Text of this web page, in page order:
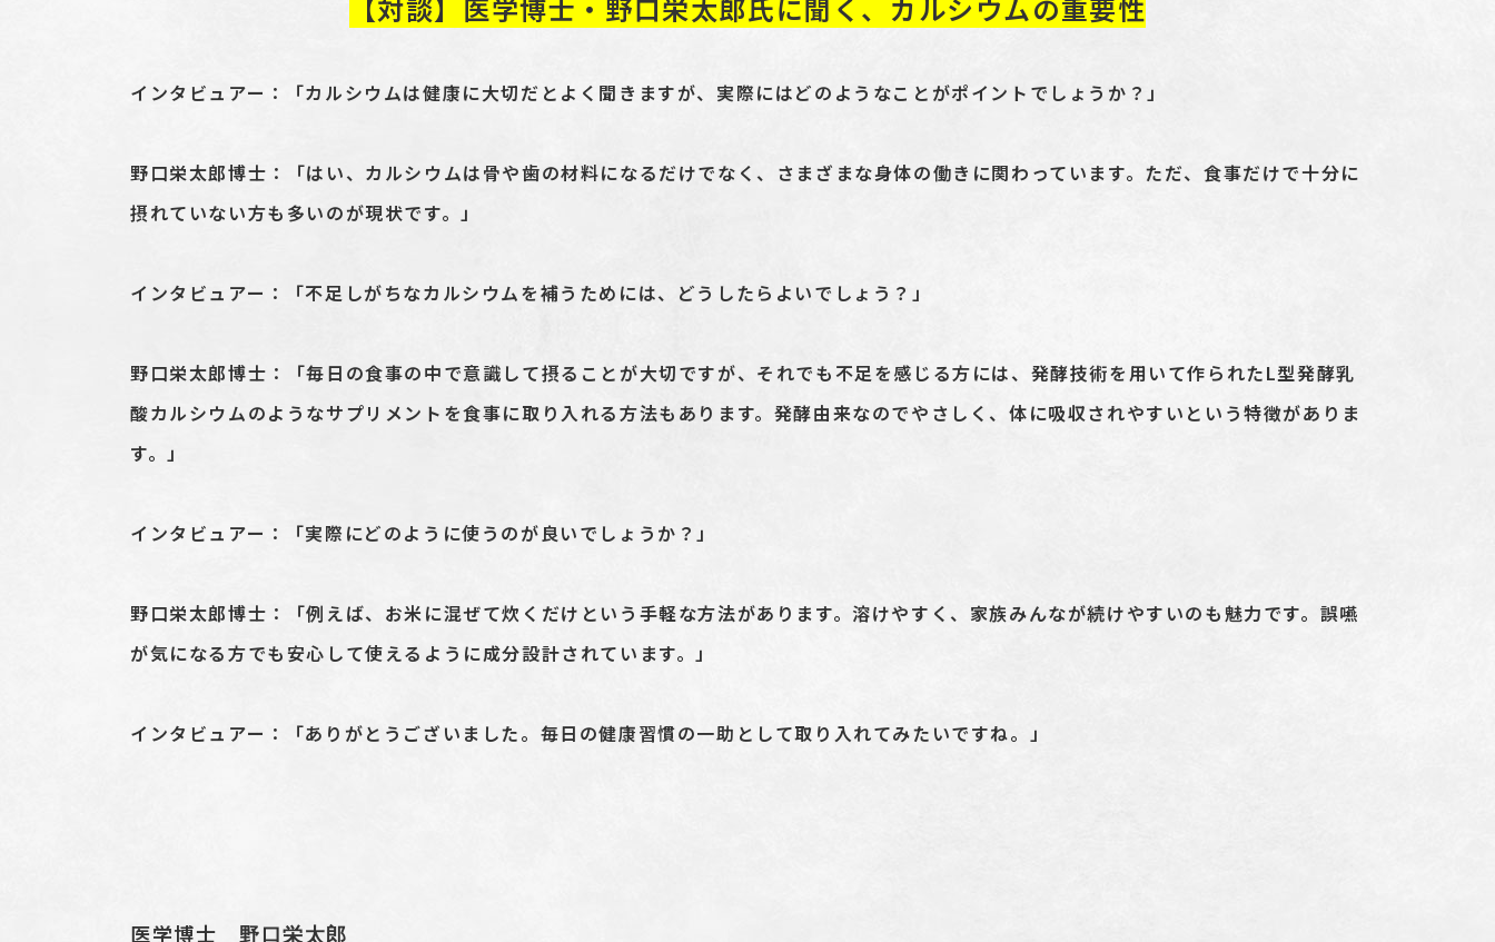
【対談】医学博士・野口栄太郎氏に聞く、カルシウムの重要性
インタビュアー：「カルシウムは健康に大切だとよく聞きますが、実際にはどのようなことがポイントでしょうか？」
野口栄太郎博士：「はい、カルシウムは骨や歯の材料になるだけでなく、さまざまな身体の働きに関わっています。ただ、食事だけで十分に
摂れていない方も多いのが現状です。」
インタビュアー：「不足しがちなカルシウムを補うためには、どうしたらよいでしょう？」
野口栄太郎博士：「毎日の食事の中で意識して摂ることが大切ですが、それでも不足を感じる方には、発酵技術を用いて作られたL型発酵乳
酸カルシウムのようなサプリメントを食事に取り入れる方法もあります。発酵由来なのでやさしく、体に吸収されやすいという特徴がありま
す。」
インタビュアー：「実際にどのように使うのが良いでしょうか？」
野口栄太郎博士：「例えば、お米に混ぜて炊くだけという手軽な方法があります。溶けやすく、家族みんなが続けやすいのも魅力です。誤嚥
が気になる方でも安心して使えるように成分設計されています。」
インタビュアー：「ありがとうございました。毎日の健康習慣の一助として取り入れてみたいですね。」
医学博士 野口栄太郎